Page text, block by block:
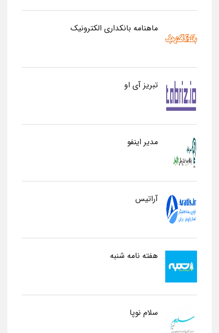
ماهنامه بانکداری الکترونیک
تبریز آی او
مدیر اینفو
آراتیس
هفته نامه شنبه
سلام نوپا